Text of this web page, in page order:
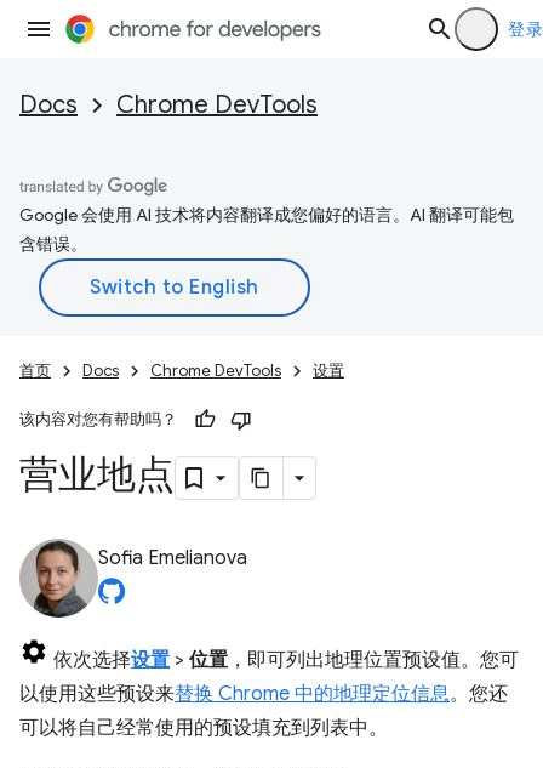
登录
Docs Chrome DevTools
Google 会使用 AI 技术将内容翻译成您偏好的语言。AI 翻译可能包
含错误。
首页 Docs Chrome DevTools 设置
该内容对您有帮助吗？
营业地点
Sofia Emelianova
依次选择设置 > 位置 ，即可列出地理位置预设值。您可
以使用这些预设来替换 Chrome 中的地理定位信息。您还
可以将自己经常使用的预设填充到列表中。